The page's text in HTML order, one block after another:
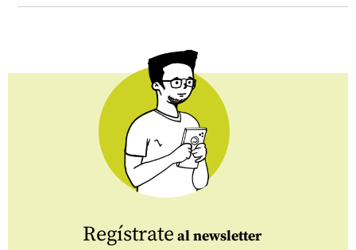
Regístrate al newsletter